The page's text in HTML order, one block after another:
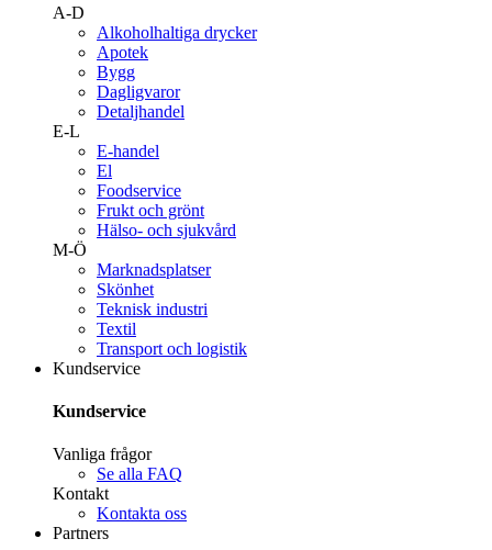
A-D
Alkoholhaltiga drycker
Apotek
Bygg
Dagligvaror
Detaljhandel
E-L
E-handel
El
Foodservice
Frukt och grönt
Hälso- och sjukvård
M-Ö
Marknadsplatser
Skönhet
Teknisk industri
Textil
Transport och logistik
Kundservice
Kundservice
Vanliga frågor
Se alla FAQ
Kontakt
Kontakta oss
Partners